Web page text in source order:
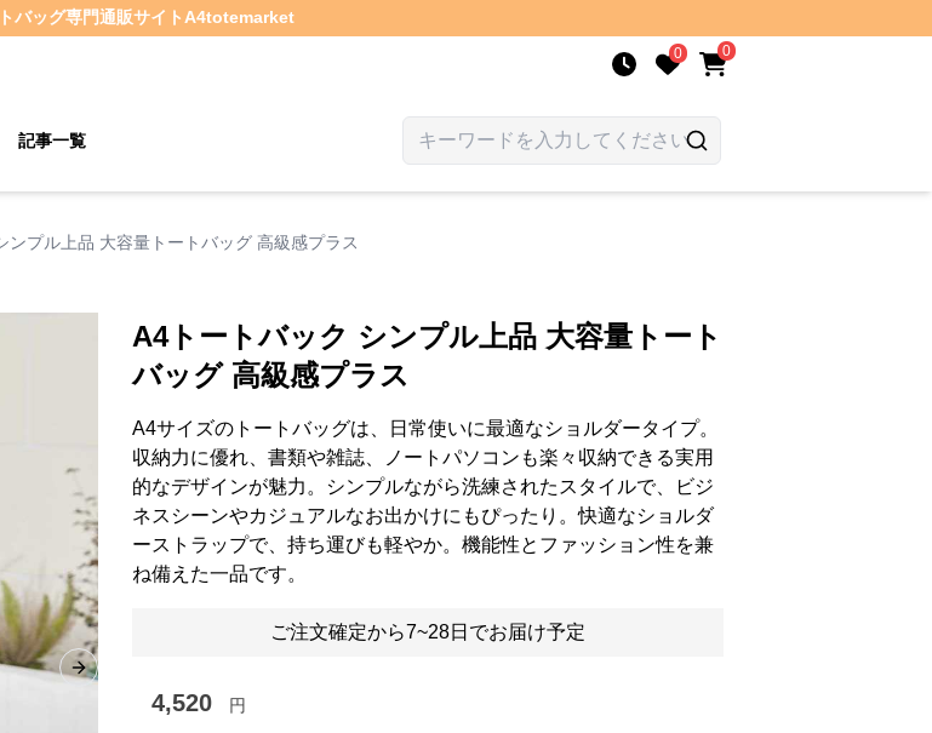
バッグ専門通販サイト A4totemarket
0 0
記事一覧
ンプル上品 大容量トートバッグ 高級感プラス
Next slide
A4トートバック シンプル上品 大容量トート
バッグ 高級感プラス
A4サイズのトートバッグは、日常使いに最適なショルダータイプ。
収納力に優れ、書類や雑誌、ノートパソコンも楽々収納できる実用
的なデザインが魅力。シンプルながら洗練されたスタイルで、ビジ
ネスシーンやカジュアルなお出かけにもぴったり。快適なショルダ
ーストラップで、持ち運びも軽やか。機能性とファッション性を兼
ね備えた一品です。
ご注文確定から7~28日でお届け予定
4,520 円